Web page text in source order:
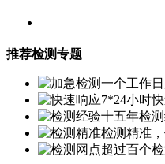
推荐检测专题
一个工作
7*24小时
十五年检
检测精准
超过百个